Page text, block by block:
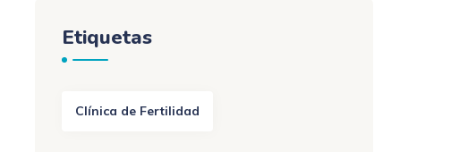
Etiquetas
Clínica de Fertilidad